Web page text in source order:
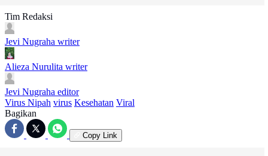
Tim Redaksi
Jevi Nugraha writer
Alieza Nurulita writer
Jevi Nugraha editor
Virus Nipah virus Kesehatan Viral
Bagikan
Copy Link